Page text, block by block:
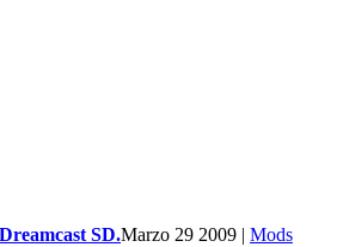
SD.Marzo 29 2009 | Mods